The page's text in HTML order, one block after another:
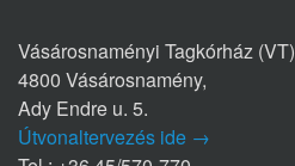
Vásárosnaményi Tagkórház (VT)
4800 Vásárosnamény,
Ady Endre u. 5.
Útvonaltervezés ide →